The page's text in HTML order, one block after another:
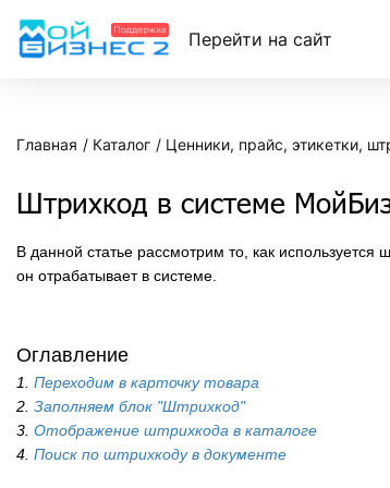
Перейти на сайт
Главная Каталог Ценники, прайс, этикетки,
Штрихкод в системе
В данной статье рассмотрим то, как
он отрабатывает в системе.
Оглавление
1. Переходим в карточку товара
2. Заполняем блок "Штрихкод"
3. Отображение штрихкода в каталоге
4. Поиск по штрихкоду в документе